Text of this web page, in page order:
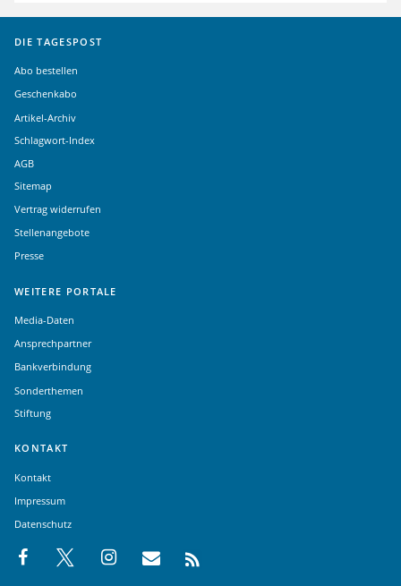
DIE TAGESPOST
Abo bestellen
Geschenkabo
Artikel-Archiv
Schlagwort-Index
AGB
Sitemap
Vertrag widerrufen
Stellenangebote
Presse
WEITERE PORTALE
Media-Daten
Ansprechpartner
Bankverbindung
Sonderthemen
Stiftung
KONTAKT
Kontakt
Impressum
Datenschutz